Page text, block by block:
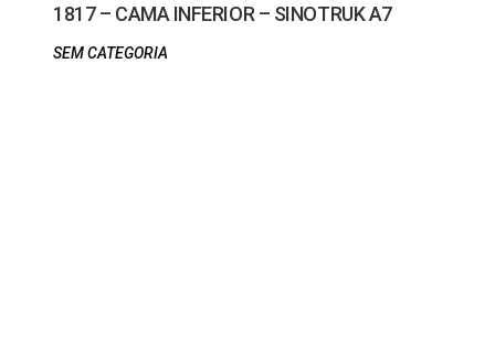
1817 – CAMA INFERIOR – SINOTRUK A7
SEM CATEGORIA